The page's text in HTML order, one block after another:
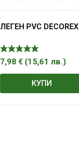
ЛЕГЕН PVC DECOREX
7,98 € (15,61 лв.)
КУПИ